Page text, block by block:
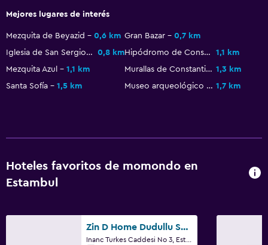
Espacio de almacenamiento
Vista a una calle tranquila
Vista al mar
Pantuflas
Baño
Secador de pelo
Mejores lugares de interés
Mezquita de Beyazid 0,6 km Gran Bazar
0,7 km
Iglesia de San Sergio y San Baco
0,8 km Hipódromo de Constantinopla
1,1 km
Mezquita Azul
1,1 km Murallas de Constantinopla 1,3 km
Santa Sofía
1,5 km Museo arqueológico de Estambul 1,7 km
Hoteles favoritos de momondo en
Estambul
Zin D Home Dudullu Suits